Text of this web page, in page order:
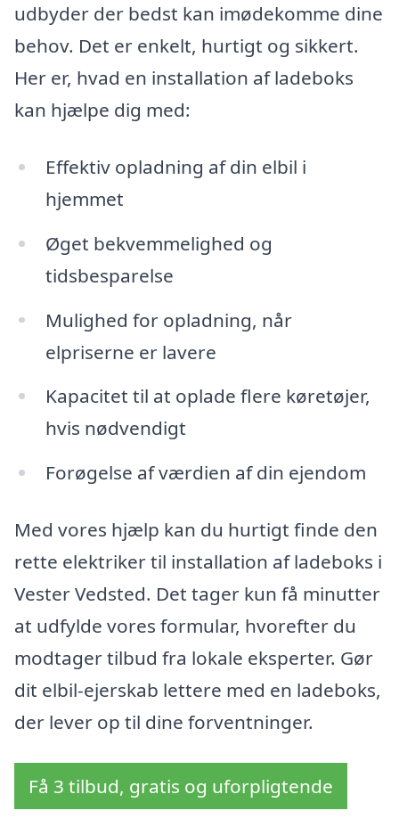
udbyder der bedst kan imødekomme dine
behov. Det er enkelt, hurtigt og sikkert.
Her er, hvad en installation af ladeboks
kan hjælpe dig med:
Effektiv opladning af din elbil i
hjemmet
Øget bekvemmelighed og
tidsbesparelse
Mulighed for opladning, når
elpriserne er lavere
Kapacitet til at oplade flere køretøjer,
hvis nødvendigt
Forøgelse af værdien af din ejendom
Med vores hjælp kan du hurtigt finde den
rette elektriker til installation af ladeboks i
Vester Vedsted. Det tager kun få minutter
at udfylde vores formular, hvorefter du
modtager tilbud fra lokale eksperter. Gør
dit elbil-ejerskab lettere med en ladeboks,
der lever op til dine forventninger.
Få 3 tilbud, gratis og uforpligtende